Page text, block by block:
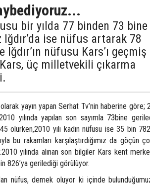
bir yılda 77 binden 73 bine
ise nüfus artarak 78
Iğdır’ın nüfusu Kars’ı geçmiş
üç milletvekili çıkarma
yayın yapan Serhat Tv’nin haberine göre;
yılında yapılan son sayımla 73bine
olurken,2010 yılı kadın nüfusu ise 35 bin
bu rakamları karşılaştırdığımız da göçün
yılında alınan son bilgiler Kars kent
826’ya gerilediği görülüyor.
nüfus, demek oluyor ki içinde